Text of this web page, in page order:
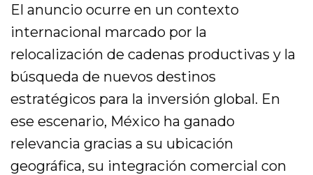
El anuncio ocurre en un contexto
internacional marcado por la
relocalización de cadenas productivas y la
búsqueda de nuevos destinos
estratégicos para la inversión global. En
ese escenario, México ha ganado
relevancia gracias a su ubicación
geográfica, su integración comercial con